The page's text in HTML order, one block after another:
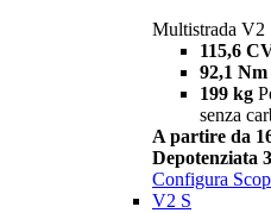
Multistrada V2
115,6
92,1 Nm
199 kg
senza
A partire da
Depotenziata
Configura
V2 S